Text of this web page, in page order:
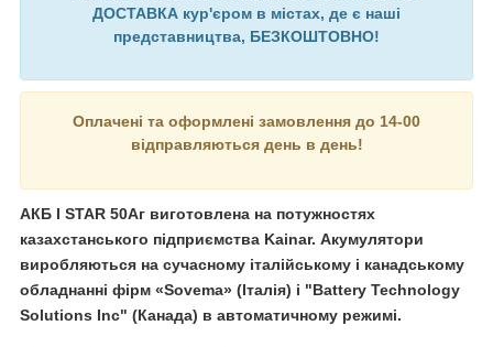
ДОСТАВКА кур'єром в містах, де є наші
представництва, БЕЗКОШТОВНО!
Оплачені та оформлені замовлення до 14-00
відправляються день в день!
АКБ I STAR 50Аг виготовлена на потужностях
казахстанського підприємства Kainar. Акумулятори
виробляються на сучасному італійському і канадському
обладнанні фірм «Sovema» (Італія) і "Battery Technology
Solutions Inc" (Канада) в автоматичному режимі.